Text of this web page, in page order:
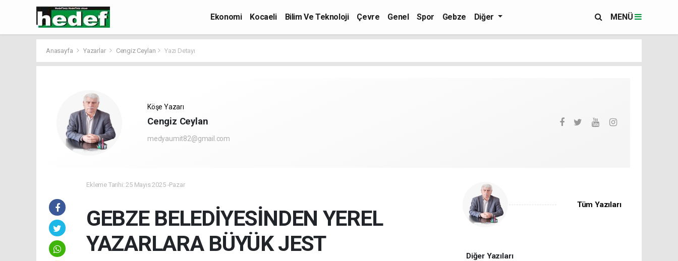
Ekonomi Kocaeli Bilim Ve Teknoloji Çevre Genel Spor Gebze Diğer MENÜ
Anasayfa Yazarlar Cengiz Ceylan Yazı Detayı
Köşe Yazarı
Cengiz Ceylan
medyaumit82@gmail.com
Ekleme Tarihi: 25 Mayıs 2025 -Pazar
GEBZE BELEDİYESİNDEN YEREL
YAZARLARA BÜYÜK JEST
Tüm Yazıları
Diğer Yazıları